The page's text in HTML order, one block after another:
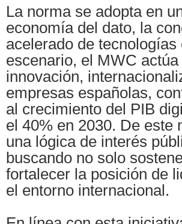
La norma se adopta en
economía del dato, la
acelerado de
escenario, el MWC
innovación,
empresas españolas,
al crecimiento del PIB
el 40% en 2030. De este
una lógica de interés
buscando no solo
fortalecer la posición de
el entorno internacional.